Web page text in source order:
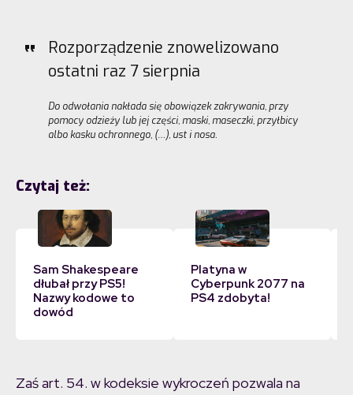
Rozporządzenie znowelizowano
ostatni raz 7 sierpnia
Do odwołania nakłada się obowiązek zakrywania, przy
pomocy odzieży lub jej części, maski, maseczki, przyłbicy
albo kasku ochronnego, (…), ust i nosa.
Czytaj też:
Sam Shakespeare
dłubał przy PS5!
Nazwy kodowe to
dowód
Platyna w
Cyberpunk 2077 na
PS4 zdobyta!
Zaś art. 54. w kodeksie wykroczeń pozwala na